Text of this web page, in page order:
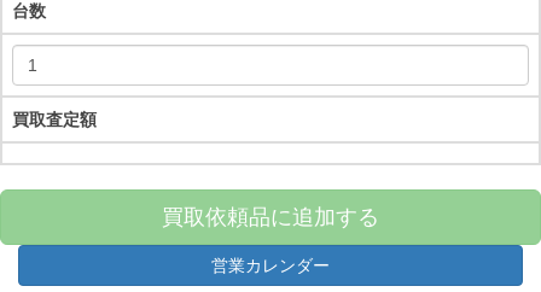
台数
買取査定額
買取依頼品に追加する
営業カレンダー